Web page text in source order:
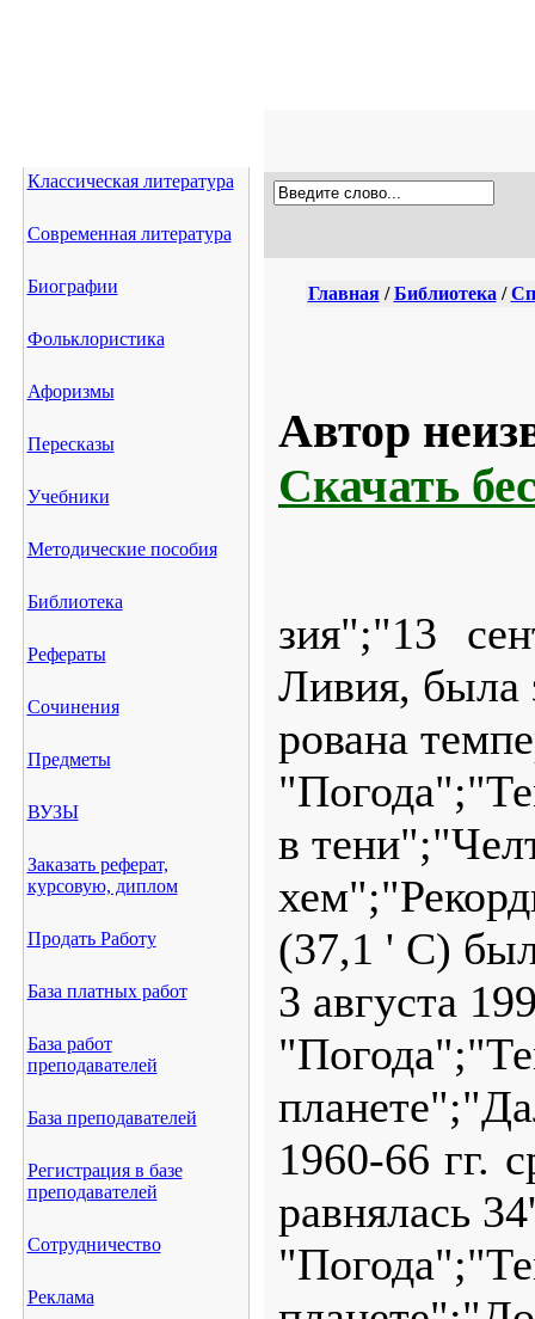
Классическая литература
Современная литература
Биографии
Фольклористика
Афоризмы
Пересказы
Учебники
Методические пособия
Библиотека
Рефераты
Сочинения
Предметы
ВУЗЫ
Заказать реферат,
курсовую, диплом
Продать Работу
База платных работ
База работ
преподавателей
База преподавателей
Регистрация в базе
преподавателей
Сотрудничество
Реклама
Главная/Библиотека /
Автор
Скачать
зия";"13
Ливия, была
рована
в
(37,1 ' С)
3 августа
1960-66 гг.
равнялась